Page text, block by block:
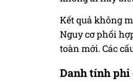
Kết quả không
Nguy cơ phối
toàn mới. Các
Danh tính